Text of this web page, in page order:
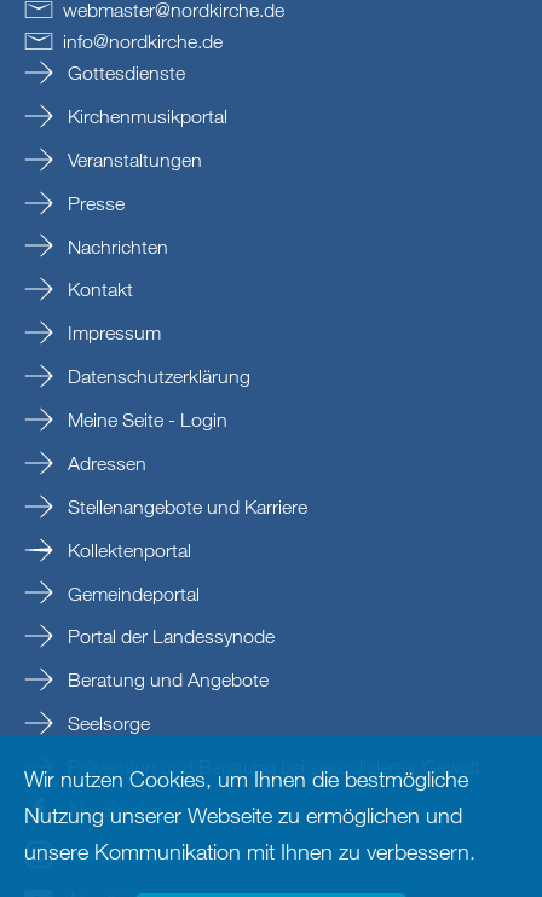
webmaster@nordkirche.de
info@nordkirche.de
Gottesdienste
Kirchenmusikportal
Veranstaltungen
Presse
Nachrichten
Kontakt
Impressum
Datenschutzerklärung
Meine Seite - Login
Adressen
Stellenangebote und Karriere
Kollektenportal
Gemeindeportal
Portal der Landessynode
Beratung und Angebote
Seelsorge
Prävention und Beratung bei sexualisierter Gewalt
Nordkirche
nordkirche
Wir nutzen Cookies, um Ihnen die bestmögliche
Nutzung unserer Webseite zu ermöglichen und
unsere Kommunikation mit Ihnen zu verbessern.